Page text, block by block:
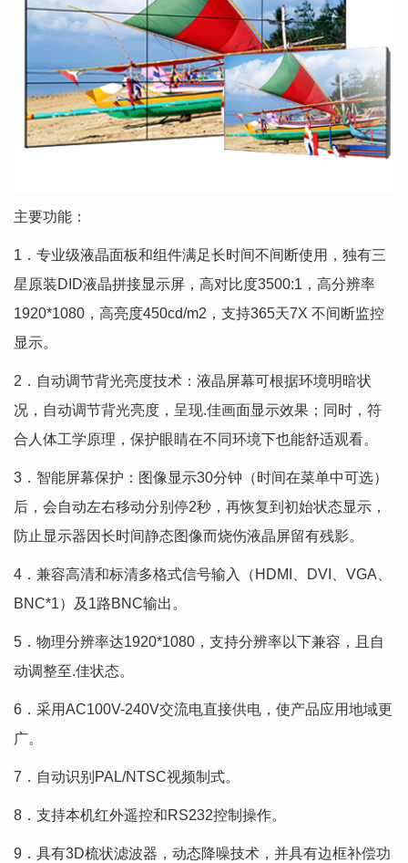
主要功能：
1．专业级液晶面板和组件满足长时间不间断使用，独有三
星原装DID液晶拼接显示屏，高对比度3500:1，高分辨率
1920*1080，高亮度450cd/m2，支持365天7X 不间断监控
显示。
2．自动调节背光亮度技术：液晶屏幕可根据环境明暗状
况，自动调节背光亮度，呈现.佳画面显示效果；同时，符
合人体工学原理，保护眼睛在不同环境下也能舒适观看。
3．智能屏幕保护：图像显示30分钟（时间在菜单中可选）
后，会自动左右移动分别停2秒，再恢复到初始状态显示，
防止显示器因长时间静态图像而烧伤液晶屏留有残影。
4．兼容高清和标清多格式信号输入（HDMI、DVI、VGA、
BNC*1）及1路BNC输出。
5．物理分辨率达1920*1080，支持分辨率以下兼容，且自
动调整至.佳状态。
6．采用AC100V-240V交流电直接供电，使产品应用地域更
广。
7．自动识别PAL/NTSC视频制式。
8．支持本机红外遥控和RS232控制操作。
9．具有3D梳状滤波器，动态降噪技术，并具有边框补偿功